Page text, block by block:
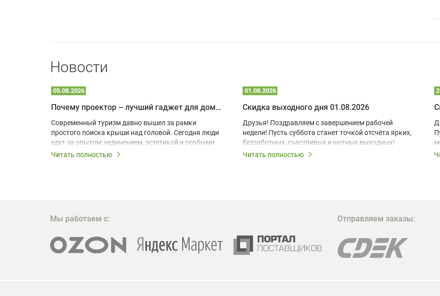
Новости
05.08.2026
Почему проектор – лучший гаджет для домика в глэмпинге
Современный туризм давно вышел за рамки
простого поиска крыши над головой. Сегодня люди
едут за опытом: уединением, эстетикой и особыми
ощущениями. Владельцы A-frame домов,
эффективных и бюджетных способов стать
проектора.
Читать полностью
01.08.2026
Скидка выходного дня 01.08.2026
Друзья! Поздравляем с завершением рабочей
недели! Пусть суббота станет точкой отсчёта ярких,
беззаботных, счастливых и уютных выходных!
Читать полностью
Мы работаем с: Отправляем заказы: